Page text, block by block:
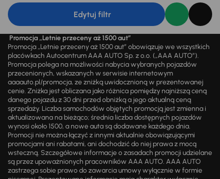
Edytuj filtr
Promocja „Letnie przeceny aż 1500 aut”
Promocja „Letnie przeceny aż 1500 aut” obowiązuje we wszystkich
placówkach Autocentrum AAA AUTO Sp. z o.o. („AAA AUTO”).
Promocja polega na możliwości nabycia wybranych pojazdów
przecenionych, wskazanych w serwisie internetowym
aaaauto.pl/promocja, ze zniżką uwidocznioną w prezentowanej
cenie. Zniżka jest obliczana jako różnica pomiędzy najniższą ceną
danego pojazdu z 30 dni przed obniżką a jego aktualną ceną
sprzedaży. Liczba samochodów objętych promocją jest zmienna i
aktualizowana na bieżąco; średnia liczba dostępnych pojazdów
wynosi około 1500, a nowe auta są dodawane każdego dnia.
Promocji nie można łączyć z innymi aktualnie obowiązującymi
promocjami ani rabatami, ani dochodzić do niej prawa z mocą
wsteczną. Szczegółowe informacje o zasadach promocji udzielane
są przez upoważnionych pracowników AAA AUTO. AAA AUTO
zastrzega sobie prawo do zawarcia umowy wyłącznie w formie